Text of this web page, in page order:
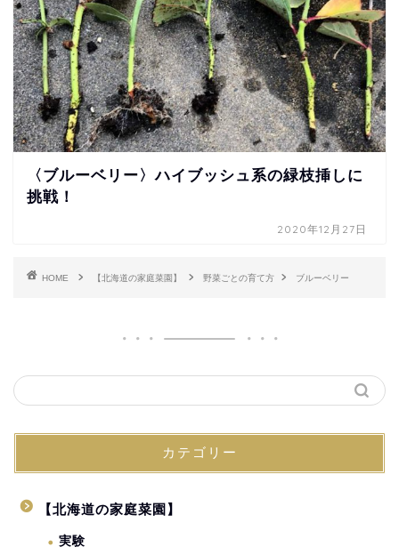
〈ブルーベリー〉ハイブッシュ系の緑枝挿しに
挑戦！
2020年12月27日
HOME 【北海道の家庭菜園】 野菜ごとの育て方 ブルーベリー
カテゴリー
【北海道の家庭菜園】
実験